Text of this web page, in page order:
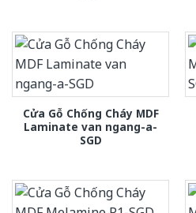
Cửa Gỗ Chống Cháy MDF
Laminate van ngang-a-
SGD